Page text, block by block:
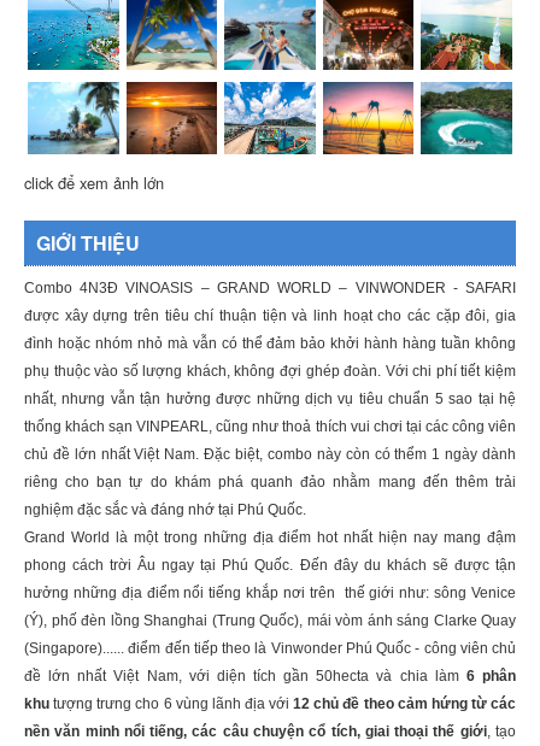
click để xem ảnh lớn
GIỚI THIỆU
Combo 4N3Đ VINOASIS – GRAND WORLD – VINWONDER - SAFARI
được xây dựng trên tiêu chí thuận tiện và linh hoạt cho các cặp đôi, gia
đình hoặc nhóm nhỏ mà vẫn có thể đảm bảo khởi hành hàng tuần không
phụ thuộc vào số lượng khách, không đợi ghép đoàn. Với chi phí tiết kiệm
nhất, nhưng vẫn tận hưởng được những dịch vụ tiêu chuẩn 5 sao tại hệ
thống khách sạn VINPEARL, cũng như thoả thích vui chơi tại các công viên
chủ đề lớn nhất Việt Nam. Đặc biệt, combo này còn có thểm 1 ngày dành
riêng cho bạn tự do khám phá quanh đảo nhằm mang đến thêm trải
nghiệm đặc sắc và đáng nhớ tại Phú Quốc.
Grand World là một trong những địa điểm hot nhất hiện nay mang đậm
phong cách trời Âu ngay tại Phú Quốc. Đến đây du khách sẽ được tận
hưởng những địa điểm nổi tiếng khắp nơi trên thế giới như: sông Venice
(Ý), phố đèn lồng Shanghai (Trung Quốc), mái vòm ánh sáng Clarke Quay
(Singapore)...... điểm đến tiếp theo là Vinwonder Phú Quốc - công viên chủ
đề lớn nhất Việt Nam, với diện tích gần 50hecta và chia làm 6 phân
khu tượng trưng cho 6 vùng lãnh địa với12 chủ đề theo cảm hứng từ các
nền văn minh nổi tiếng, các câu chuyện cổ tích, giai thoại thế giới, tạo